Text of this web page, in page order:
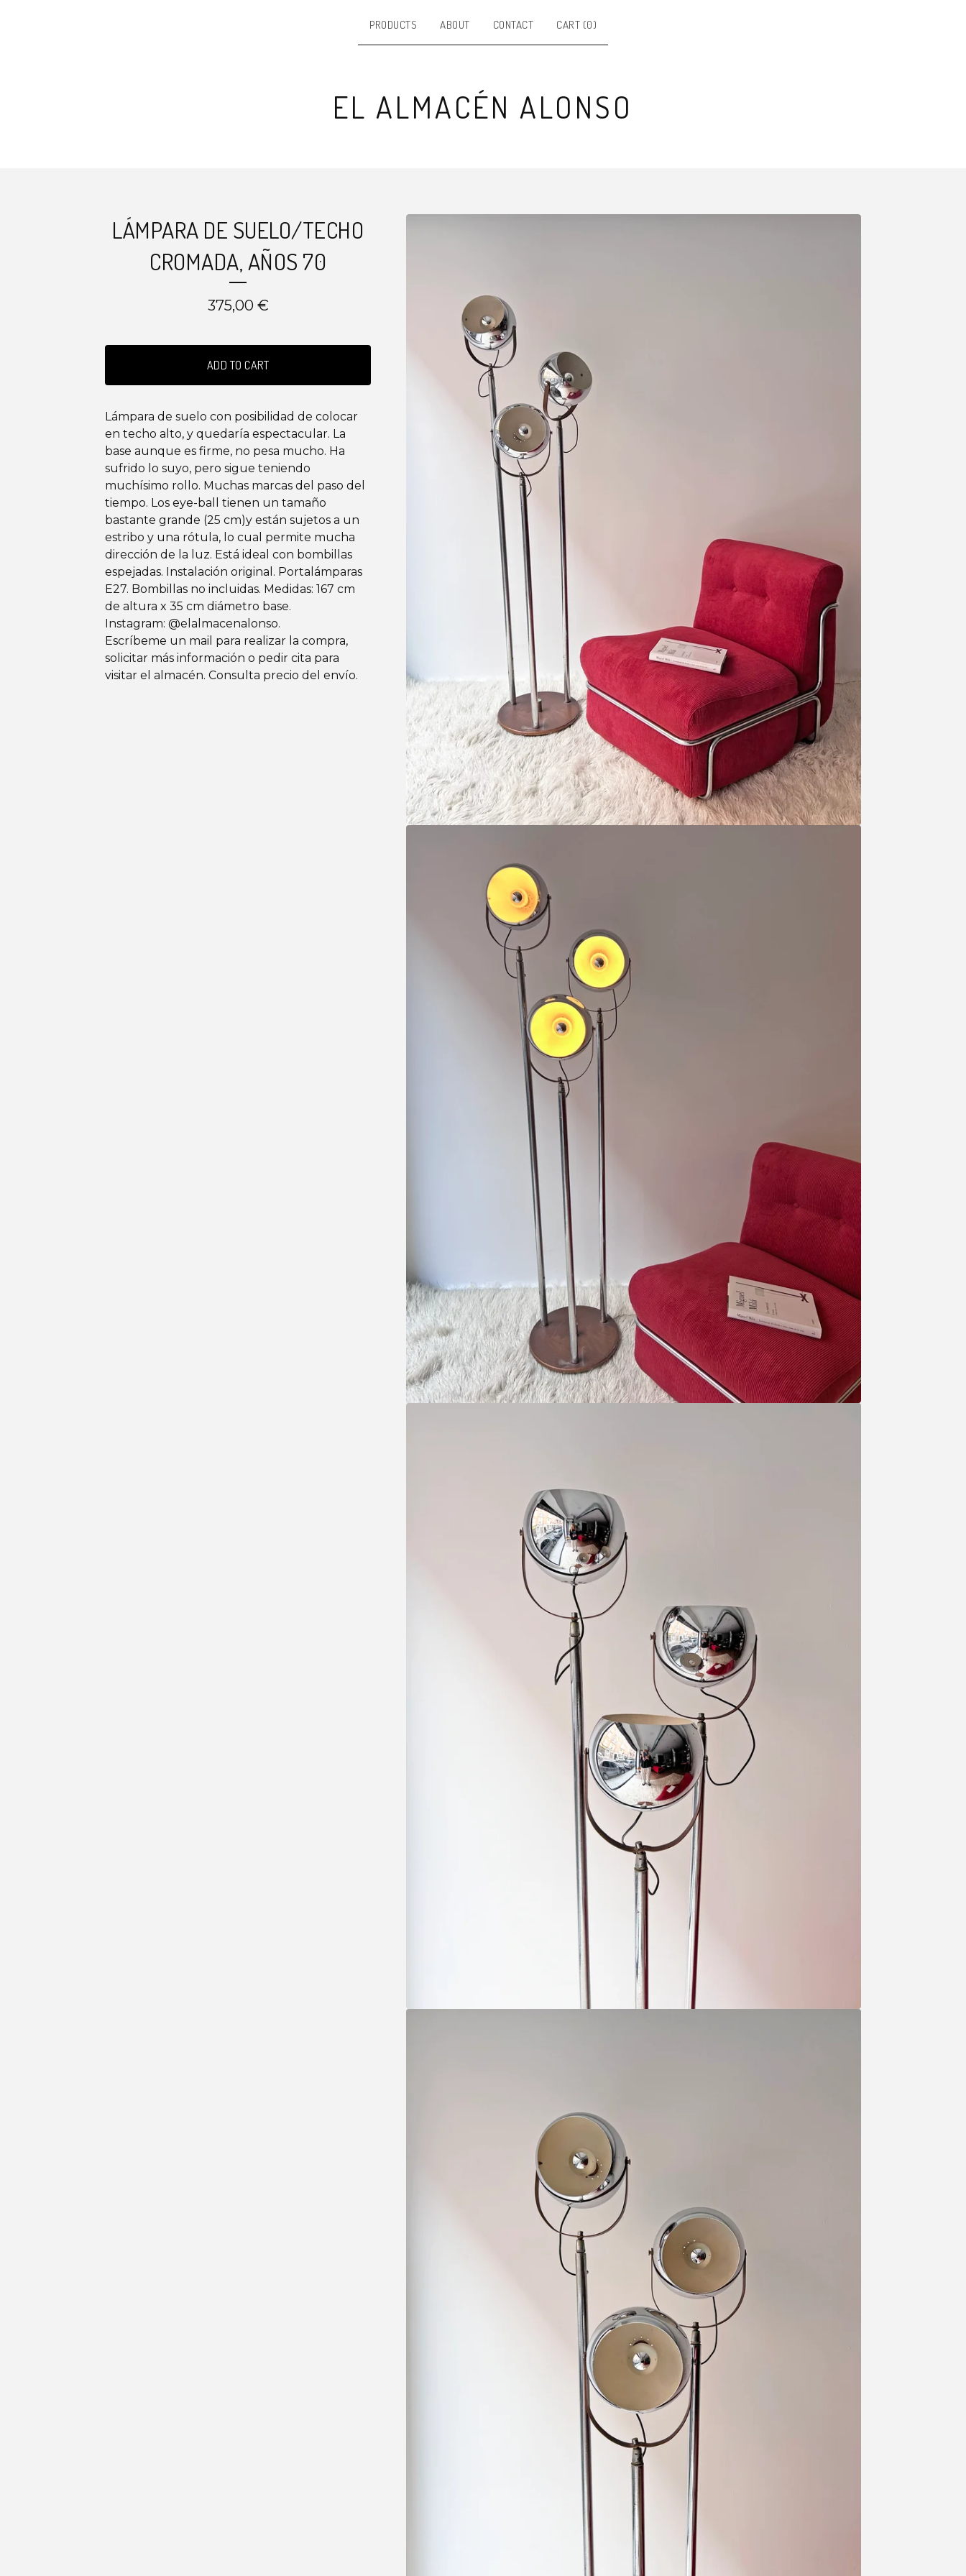
PRODUCTS ABOUT CONTACT CART (0)
EL ALMACÉN ALONSO
LÁMPARA DE SUELO/TECHO
CROMADA, AÑOS 70
375,00 €
ADD TO CART
Lámpara de suelo con posibilidad de colocar
en techo alto, y quedaría espectacular. La
base aunque es firme, no pesa mucho. Ha
sufrido lo suyo, pero sigue teniendo
muchísimo rollo. Muchas marcas del paso del
tiempo. Los eye-ball tienen un tamaño
bastante grande (25 cm)y están sujetos a un
estribo y una rótula, lo cual permite mucha
dirección de la luz. Está ideal con bombillas
espejadas. Instalación original. Portalámparas
E27. Bombillas no incluidas. Medidas: 167 cm
de altura x 35 cm diámetro base.
Instagram: @elalmacenalonso.
Escríbeme un mail para realizar la compra,
solicitar más información o pedir cita para
visitar el almacén. Consulta precio del envío.